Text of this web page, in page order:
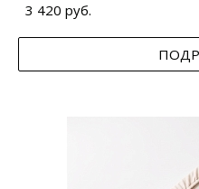
3 420 руб.